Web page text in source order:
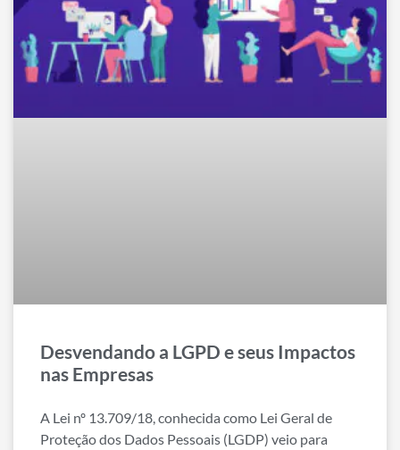
Desvendando a LGPD e seus Impactos
nas Empresas
A Lei nº 13.709/18, conhecida como Lei Geral de
Proteção dos Dados Pessoais (LGDP) veio para